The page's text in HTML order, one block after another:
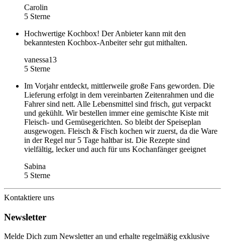
Carolin
5 Sterne
Hochwertige Kochbox! Der Anbieter kann mit den
bekanntesten Kochbox-Anbeiter sehr gut mithalten.
vanessa13
5 Sterne
Im Vorjahr entdeckt, mittlerweile große Fans geworden. Die
Lieferung erfolgt in dem vereinbarten Zeitenrahmen und die
Fahrer sind nett. Alle Lebensmittel sind frisch, gut verpackt
und gekühlt. Wir bestellen immer eine gemischte Kiste mit
Fleisch- und Gemüsegerichten. So bleibt der Speiseplan
ausgewogen. Fleisch & Fisch kochen wir zuerst, da die Ware
in der Regel nur 5 Tage haltbar ist. Die Rezepte sind
vielfältig, lecker und auch für uns Kochanfänger geeignet
Sabina
5 Sterne
Kontaktiere uns
Newsletter
Melde Dich zum Newsletter an und erhalte regelmäßig exklusive